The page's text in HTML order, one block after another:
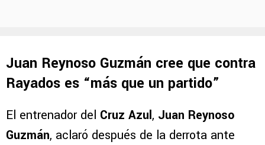
Juan Reynoso Guzmán cree que contra
Rayados es “más que un partido”
El entrenador del Cruz Azul, Juan Reynoso
Guzmán, aclaró después de la derrota ante